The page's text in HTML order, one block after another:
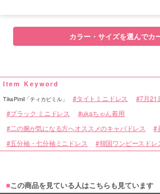
カラー・サイズを選んでカ
TikaPimil「ティカピミル」 タイトミニドレス 7月21
ブラック ミニドレス ukaちゃん着用
二の腕が気になる方へオススメのキャバドレス
五分袖・七分袖ミニドレス
韓国ワンピースドレ
■この商品を見ている人はこちらも見ています